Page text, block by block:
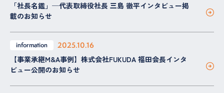
「社長名鑑」─代表取締役社長 三島 徹平インタビュー掲
載のお知らせ
information 2025.10.16
【事業承継M&A事例】株式会社FUKUDA 福田会長インタ
ビュー公開のお知らせ